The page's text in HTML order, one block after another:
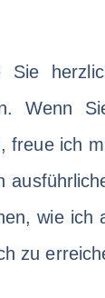
Sie
Wenn
freue ich
wie ich
zu